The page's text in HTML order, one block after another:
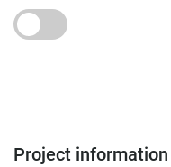
Project information